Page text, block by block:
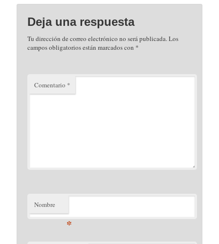
Deja una respuesta
Tu dirección de correo electrónico no será publicada.Los
campos obligatorios están marcados con *
Comentario *
Nombre
*